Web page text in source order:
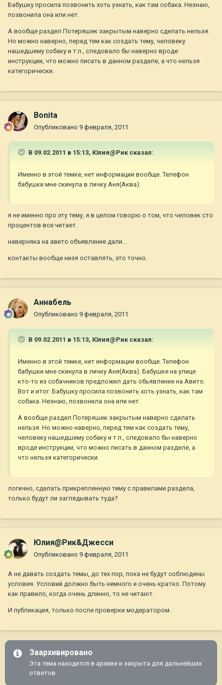
Бабушку просила позвонить хоть узнать, как там собака. Незнаю,
позвонила она или нет.
А вообще раздел Потеряшек закрытым наверно сделать нельзя.
Но можно наверно, перед тем как создать тему, человеку
нашедшему собаку и т.п., следовало бы наверно вроде
инструкции, что можно писать в данном разделе, а что нельзя
категорически.
Bonita
Опубликовано 9 февраля, 2011
В 09.02.2011 в 15:13, Юлия@Рик сказал:
Именно в этой темке, нет информации вообще. Телефон
бабушки мне скинула в личку Аня(Аква).
я не именно про эту тему, я в целом говорю о том, что человек сто
процентов все читает.
наверняка на авито объявление дали...
контакты вообще низя оставлять, это точно.
Aннaбель
Опубликовано 9 февраля, 2011
В 09.02.2011 в 15:13, Юлия@Рик сказал:
Именно в этой темке, нет информации вообще. Телефон
бабушки мне скинула в личку Аня(Аква). Бабушке на улице
кто-то из собачников предложил дать обьявление на Авито.
Вот и итог. Бабушку просила позвонить хоть узнать, как там
собака. Незнаю, позвонила она или нет.
А вообще раздел Потеряшек закрытым наверно сделать
нельзя. Но можно наверно, перед тем как создать тему,
человеку нашедшему собаку и т.п., следовало бы наверно
вроде инструкции, что можно писать в данном разделе, а
что нельзя категорически.
логично, сделать прикрепленную тему с правилами раздела,
только будут ли заглядывать туда?
Юлия@Рик&Джесси
Опубликовано 9 февраля, 2011
А не давать создать темы, до тех пор, пока не будут соблюдены
условия. Условий должно быть немного и очень кратко. Потому
как правило, когда очень длинно, то не читают.
И публикация, только после проверки модератором.
Заархивировано
Эта тема находится в архиве и закрыта для дальнейших
ответов.